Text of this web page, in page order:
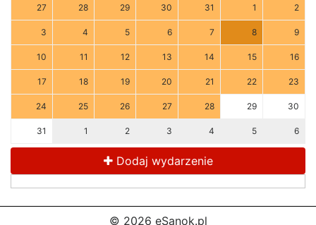
27 28 29 30 31 1 2
3 4 5 6 7 8 9
10 11 12 13 14 15 16
17 18 19 20 21 22 23
24 25 26 27 28 29 30
31 1 2 3 4 5 6
Dodaj wydarzenie
© 2026 eSanok.pl